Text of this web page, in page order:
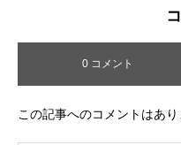
0 コメント
この記事へのコメントはあり